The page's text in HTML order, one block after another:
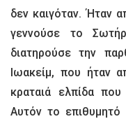
δεν καιγόταν. Ήταν
γεννούσε το
διατηρούσε την
Ιωακείμ, που ήταν
κραταιά ελπίδα
Αυτόν το